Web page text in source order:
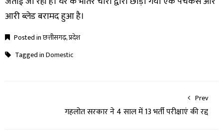
आरी ब्लेड बरामद हुआ है।
Posted inछत्तीसगढ़,प्रदेश
Tagged inDomestic
Prev
गहलोत सरकार ने 4 साल में 13 भर्ती परीक्षाएं की रद्द